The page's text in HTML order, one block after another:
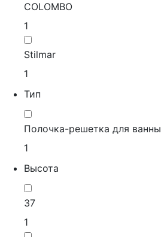
COLOMBO
1
Stilmar
1
Тип
Полочка-решетка для ванны
1
Высота
37
1